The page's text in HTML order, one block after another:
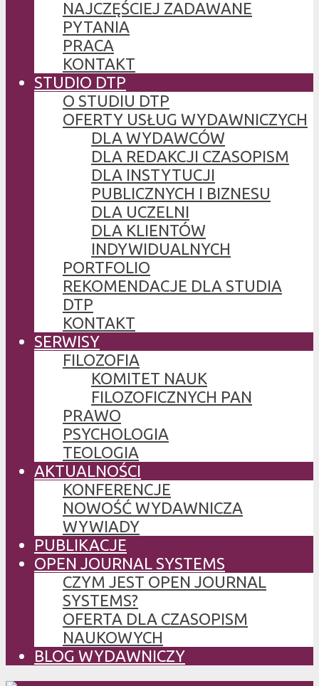
NAJCZĘŚCIEJ ZADAWANE
PYTANIA
PRACA
KONTAKT
STUDIO DTP
O STUDIU DTP
OFERTY USŁUG WYDAWNICZYCH
DLA WYDAWCÓW
DLA REDAKCJI CZASOPISM
DLA INSTYTUCJI
PUBLICZNYCH I BIZNESU
DLA UCZELNI
DLA KLIENTÓW
INDYWIDUALNYCH
PORTFOLIO
REKOMENDACJE DLA STUDIA
DTP
KONTAKT
SERWISY
FILOZOFIA
KOMITET NAUK
FILOZOFICZNYCH PAN
PRAWO
PSYCHOLOGIA
TEOLOGIA
AKTUALNOŚCI
KONFERENCJE
NOWOŚĆ WYDAWNICZA
WYWIADY
PUBLIKACJE
OPEN JOURNAL SYSTEMS
CZYM JEST OPEN JOURNAL
SYSTEMS?
OFERTA DLA CZASOPISM
NAUKOWYCH
BLOG WYDAWNICZY